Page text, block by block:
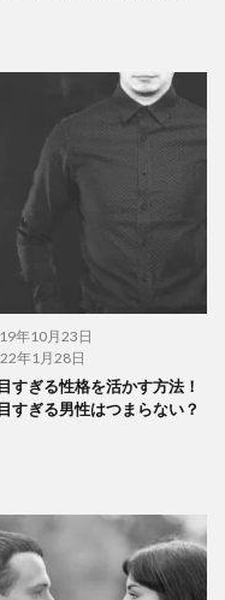
年10月23日
年1月28日
すぎる性格を活かす方法！
すぎる男性はつまらない？